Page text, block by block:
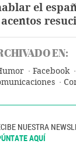
el
EN:
Facebook
NUESTRA
AQUÍ